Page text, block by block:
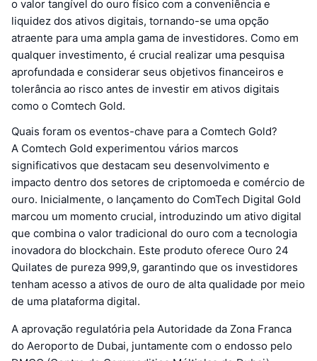
o valor tangível do ouro físico com a conveniência e
liquidez dos ativos digitais, tornando-se uma opção
atraente para uma ampla gama de investidores. Como em
qualquer investimento, é crucial realizar uma pesquisa
aprofundada e considerar seus objetivos financeiros e
tolerância ao risco antes de investir em ativos digitais
como o Comtech Gold.
Quais foram os eventos-chave para a Comtech Gold?
A Comtech Gold experimentou vários marcos
significativos que destacam seu desenvolvimento e
impacto dentro dos setores de criptomoeda e comércio de
ouro. Inicialmente, o lançamento do ComTech Digital Gold
marcou um momento crucial, introduzindo um ativo digital
que combina o valor tradicional do ouro com a tecnologia
inovadora do blockchain. Este produto oferece Ouro 24
Quilates de pureza 999,9, garantindo que os investidores
tenham acesso a ativos de ouro de alta qualidade por meio
de uma plataforma digital.
A aprovação regulatória pela Autoridade da Zona Franca
do Aeroporto de Dubai, juntamente com o endosso pelo